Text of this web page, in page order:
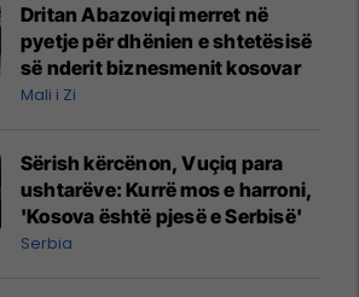
Dritan Abazoviqi merret në
pyetje për dhënien e shtetësisë
së nderit biznesmenit kosovar
Mali i Zi
Sërish kërcënon, Vuçiq para
ushtarëve: Kurrë mos e harroni,
'Kosova është pjesë e Serbisë'
Serbia